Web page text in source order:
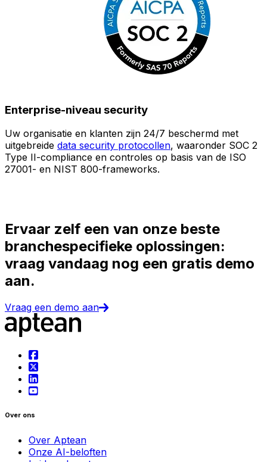
Enterprise-niveau security
Uw organisatie en klanten zijn 24/7 beschermd met
uitgebreide data security protocollen, waaronder SOC 2
Type II-compliance en controles op basis van de ISO
27001- en NIST 800-frameworks.
Ervaar zelf een van onze beste
branchespecifieke oplossingen:
vraag vandaag nog een gratis demo
aan.
Vraag een demo aan
Over ons
Over Aptean
Onze AI-beloften